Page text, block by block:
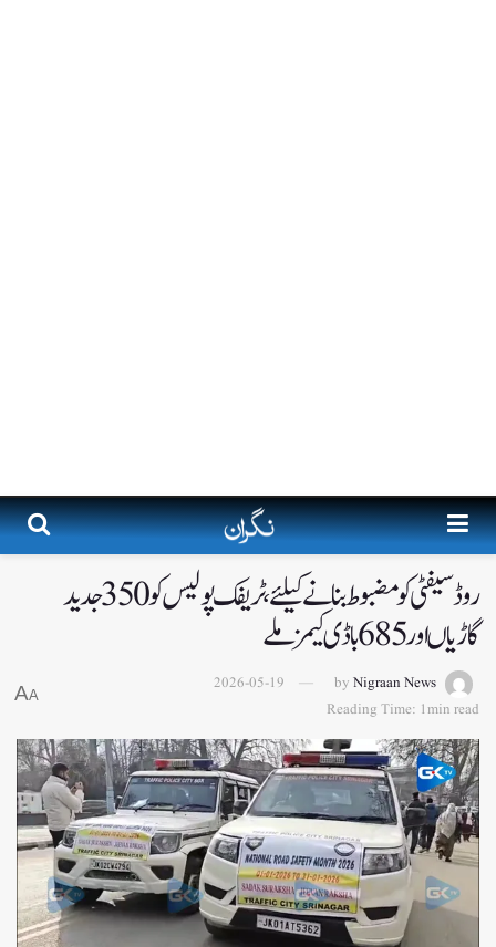
روڈ سیفٹی کو مضبوط بنانے کیلئے، ٹریفک پولیس کو 350 جدید
گاڑیاں اور 685 باڈی کیمز ملے
by Nigraan News
2026-05-19
Reading Time: 1min read
A
A